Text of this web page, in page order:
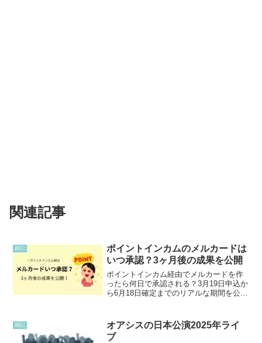
関連記事
雑記
ポイントインカムのメルカードは
いつ承認？3ヶ月後の成果を公開
ポイントインカム経由でメルカードを作
ったら何日で承認される？3月19日申込か
ら6月18日確定までのリアルな期間を公
費を実質無料（相殺）にするお得なポイ
活ループを解説します。
雑記
オアシスの日本公演2025年ライ
ブ